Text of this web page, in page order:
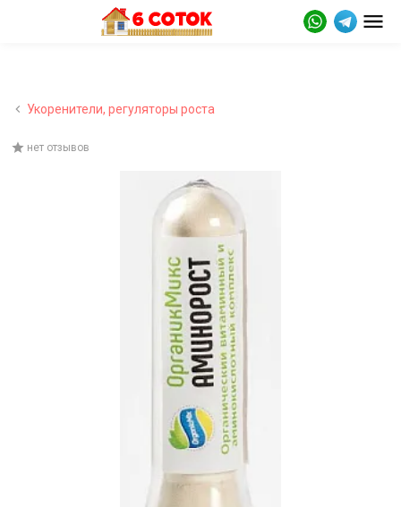
Укоренители, регуляторы роста
нет отзывов